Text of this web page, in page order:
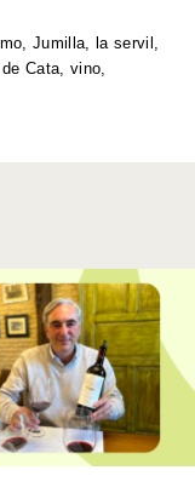
Jumilla la servil
Cata vino